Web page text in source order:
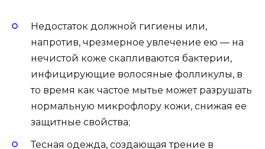
Недостаток должной гигиены или,
напротив, чрезмерное увлечение ею — на
нечистой коже скапливаются бактерии,
инфицирующие волосяные фолликулы, в
то время как частое мытье может разрушать
нормальную микрофлору кожи, снижая ее
защитные свойства;
Тесная одежда, создающая трение в